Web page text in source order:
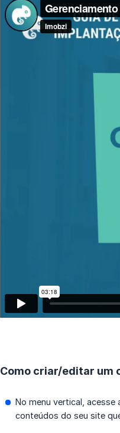
Como criar/editar um
No menu vertical, acesse
conteúdos do seu site